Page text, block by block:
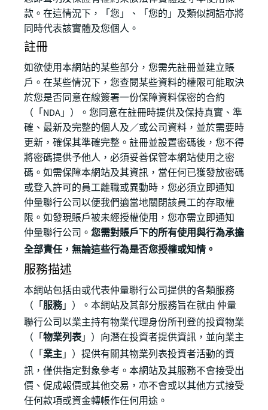
款。在這情況下，「您」、「您的」及類似詞語亦將
同時代表該實體及您個人。
註冊
如欲使用本網站的某些部分，您需先註冊並建立賬
戶。在某些情況下，您查閱某些資料的權限可能取決
於您是否同意在線簽署一份保障資料保密的合約
（「NDA」）。您同意在註冊時提供及保持真實、準
確、最新及完整的個人及／或公司資料，並於需要時
更新，確保其準確完整。註冊並設置密碼後，您不得
將密碼提供予他人，必須妥善保管本網站使用之密
碼。如需保障本網站及其資訊，當任何已獲發放密碼
或登入許可的員工離職或異動時，您必須立即通知
仲量聯行公司以便我們適當地關閉該員工的存取權
限。如發現賬戶被未經授權使用，您亦需立即通知
仲量聯行公司。 您需對賬戶下的所有使用與行為承擔
全部責任，無論這些行為是否您授權或知情。
服務描述
本網站包括由或代表仲量聯行公司提供的各類服務
（「服務」）。本網站及其部分服務旨在就由 仲量
聯行公司以業主持有物業代理身份所刊登的投資物業
（「物業列表」）向潛在投資者提供資訊，並向業主
（「業主」）提供有關其物業列表投資者活動的資
訊，僅供指定對象參考。本網站及其服務不會接受出
價、促成報價或其他交易，亦不會或以其他方式接受
任何款項或資金轉帳作任何用途。